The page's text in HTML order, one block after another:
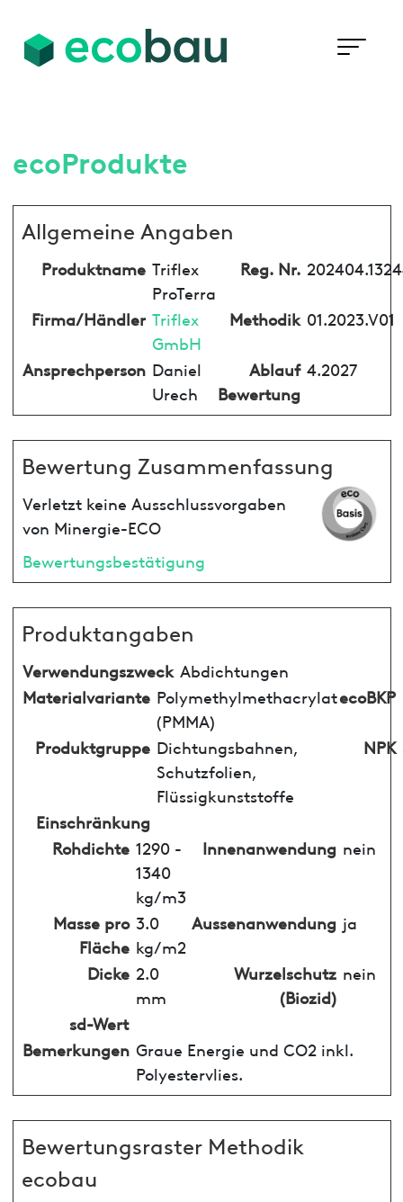
ecoProdukte
Allgemeine Angaben
Produktname Triflex
ProTerra
Reg. Nr.
Firma/Händler Triflex
GmbH
Methodik 01.2023.V01
Ansprechperson Daniel
Urech
Ablauf
Bewertung
4.2027
Bewertung Zusammenfassung
Verletzt keine Ausschlussvorgaben
von Minergie-ECO
Bewertungsbestätigung
Produktangaben
Verwendungszweck Abdichtungen
Materialvariante Polymethylmethacrylat
(PMMA)
ecoBKP
Produktgruppe Dichtungsbahnen,
Schutzfolien,
Flüssigkunststoffe
NPK
Einschränkung
Rohdichte 1290 -
1340
kg/m3
Innenanwendung nein
Masse pro
Fläche
3.0
kg/m2
Aussenanwendung ja
Dicke 2.0
mm
Wurzelschutz
(Biozid)
nein
sd-Wert
Bemerkungen Graue Energie und CO2 inkl.
Polyestervlies.
Bewertungsraster Methodik
ecobau